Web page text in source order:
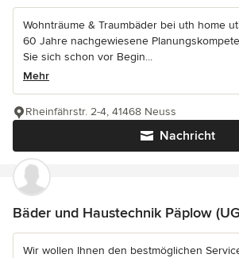
Wohnträume & Traumbäder bei uth home
60 Jahre nachgewiesene
Sie sich schon vor Begin...
Mehr
Nachricht
Rheinfährstr. 2-4, 41468 Neuss
Bäder und Haustechnik Päplow
Wir wollen Ihnen den bestmöglichen